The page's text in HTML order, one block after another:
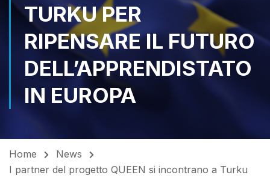
TURKU PER
RIPENSARE IL FUTURO
DELL’APPRENDISTATO
IN EUROPA
Home
News
I partner del progetto QUEEN si incontrano a Turku